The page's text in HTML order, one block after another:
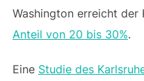
Washington erreicht
Anteil von 20 bis 30%.
Eine Studie des